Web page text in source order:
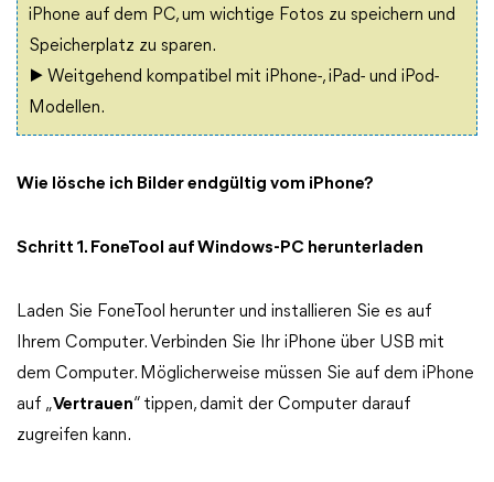
iPhone auf dem PC, um wichtige Fotos zu speichern und
Speicherplatz zu sparen.
▶ Weitgehend kompatibel mit iPhone-, iPad- und iPod-
Modellen.
Wie lösche ich Bilder endgültig vom iPhone?
Schritt 1. FoneTool auf Windows-PC herunterladen
Laden Sie FoneTool herunter und installieren Sie es auf
Ihrem Computer. Verbinden Sie Ihr iPhone über USB mit
dem Computer. Möglicherweise müssen Sie auf dem iPhone
auf „Vertrauen“ tippen, damit der Computer darauf
zugreifen kann.